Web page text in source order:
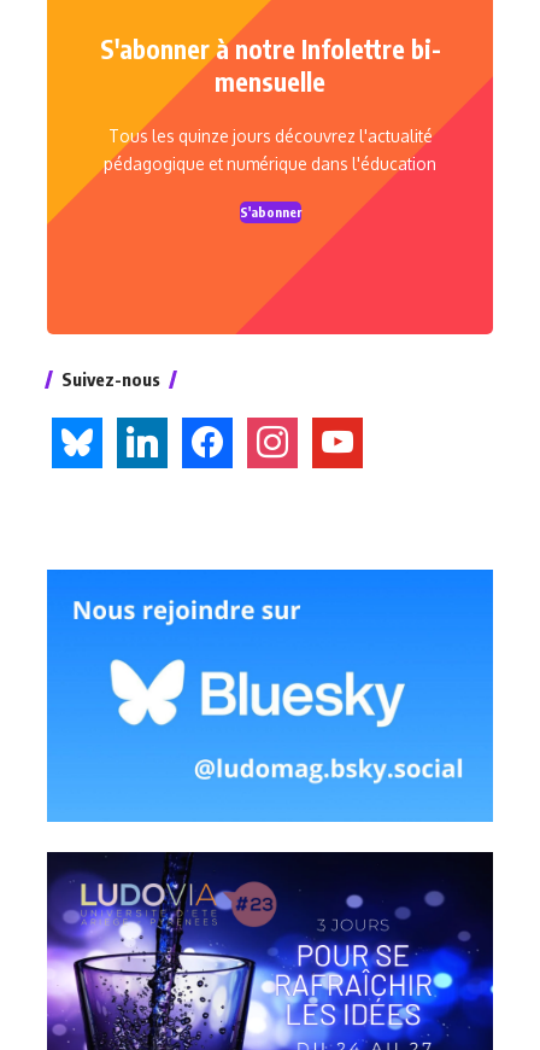
S'abonner à notre Infolettre bi-
mensuelle
Tous les quinze jours découvrez l'actualité
pédagogique et numérique dans l'éducation
S'abonner
Suivez-nous
bluesky linkedin facebook instagramyoutube